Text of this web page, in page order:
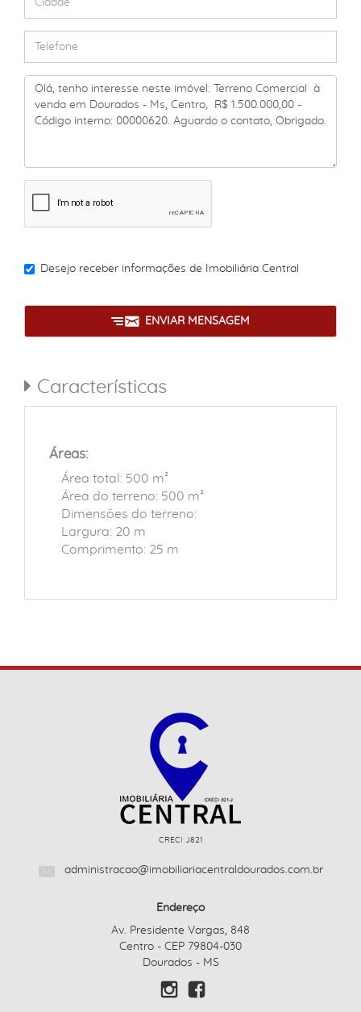
Desejo receber informações de Imobiliária Central
ENVIAR MENSAGEM
Características
Áreas:
Área total: 500 m²
Área do terreno: 500 m²
Dimensões do terreno:
Largura: 20 m
Comprimento: 25 m
CRECI J821
administracao@imobiliariacentraldourados.com.br
Endereço
Av. Presidente Vargas, 848
Centro - CEP 79804-030
Dourados - MS